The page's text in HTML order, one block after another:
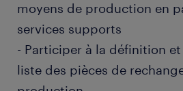
moyens de production en
services supports
- Participer à la définition
liste des pièces de